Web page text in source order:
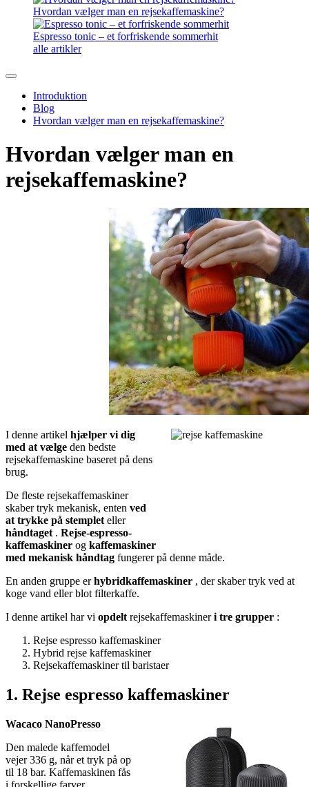
Hvordan vælger man en rejsekaffemaskine?
Espresso tonic – et forfriskende sommerhit
alle artikler
Introduktion
Blog
Hvordan vælger man en rejsekaffemaskine?
Hvordan vælger man en
rejsekaffemaskine?
I denne artikel hjælper vi dig
med at vælge den bedste
rejsekaffemaskine baseret på dens
brug.
De fleste rejsekaffemaskiner
skaber tryk mekanisk, enten ved
at trykke på stemplet eller
håndtaget . Rejse-espresso-
kaffemaskiner og kaffemaskiner
med mekanisk håndtag fungerer på denne måde.
En anden gruppe erhybridkaffemaskiner , der skaber tryk ved at
koge vand eller blot filterkaffe.
I denne artikel har vi opdelt rejsekaffemaskineri tre grupper :
Rejse espresso kaffemaskiner
Hybrid rejse kaffemaskiner
Rejsekaffemaskiner til baristaer
1. Rejse espresso kaffemaskiner
Wacaco NanoPresso
Den malede kaffemodel
vejer 336 g, når et tryk på op
til 18 bar. Kaffemaskinen fås
i forskellige farver.